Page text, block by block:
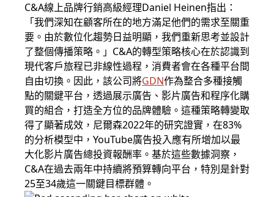
C&A線上品牌行銷高級經理Daniel Heinen指出：
「我們深知在顧客所在的地方滿足他們的需求至關重
要。由於數位化趨勢日益明顯，我們重新思考並設計
了整個傳播策略。」C&A的轉型策略核心在於認識到
現代客戶旅程已非線性過程，消費者會在各種平台間
自由切換。因此，該公司將GDN作為整合多種接觸
點的關鍵平台，透過展示廣告、影片廣告和程序化購
買的組合，打造全方位的品牌體驗。這種策略轉變取
得了顯著成效，尼爾森2022年的研究證實，在83%
的分析模型中，YouTube廣告投入應有所增加以最
大化影片廣告總投資報酬率。基於這些數據洞察，
C&A在過去兩年中持續將預算轉向平台，特別是針對
25至34歲這一關鍵目標群體。